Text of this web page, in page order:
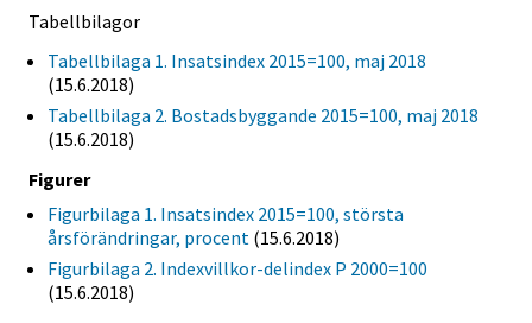
Tabellbilagor
Tabellbilaga 1. Insatsindex 2015=100, maj 2018
(15.6.2018)
Tabellbilaga 2. Bostadsbyggande 2015=100, maj 2018
(15.6.2018)
Figurer
Figurbilaga 1. Insatsindex 2015=100, största
årsförändringar, procent (15.6.2018)
Figurbilaga 2. Indexvillkor-delindex P 2000=100
(15.6.2018)